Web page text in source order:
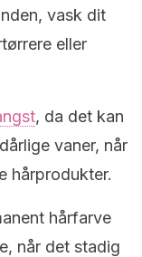
vask dit
eller
, da det kan
vaner, når
hårprodukter.
hårfarve
når det stadig